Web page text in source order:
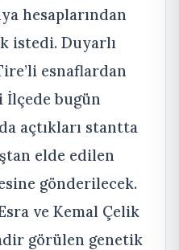
hesaplarından
istedi. Duyarlı
esnaflardan
bugün
açtıkları stantta
elde edilen
gönderilecek.
ve Kemal Çelik
görülen genetik